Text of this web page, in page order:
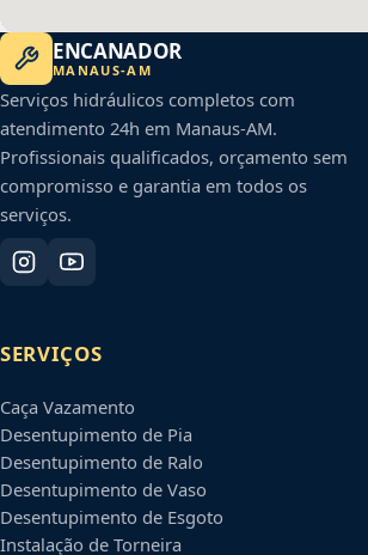
ENCANADOR
MANAUS-AM
Serviços hidráulicos completos com
atendimento 24h em Manaus-AM.
Profissionais qualificados, orçamento sem
compromisso e garantia em todos os
serviços.
SERVIÇOS
Caça Vazamento
Desentupimento de Pia
Desentupimento de Ralo
Desentupimento de Vaso
Desentupimento de Esgoto
Instalação de Torneira